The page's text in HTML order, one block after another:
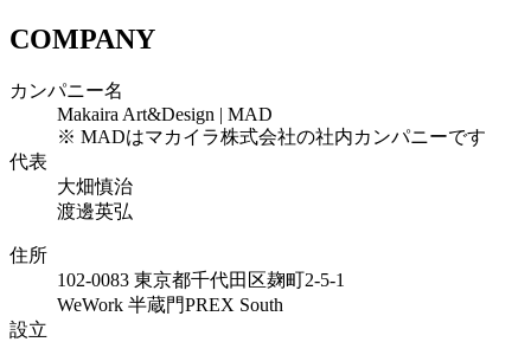
COMPANY
カンパニー名
Makaira Art&Design | MAD
※ MADはマカイラ株式会社の社内カンパニーです
代表
⼤畑慎治
渡邊英弘
住所
102-0083 東京都千代⽥区麹町2-5-1
WeWork 半蔵⾨PREX South
設立